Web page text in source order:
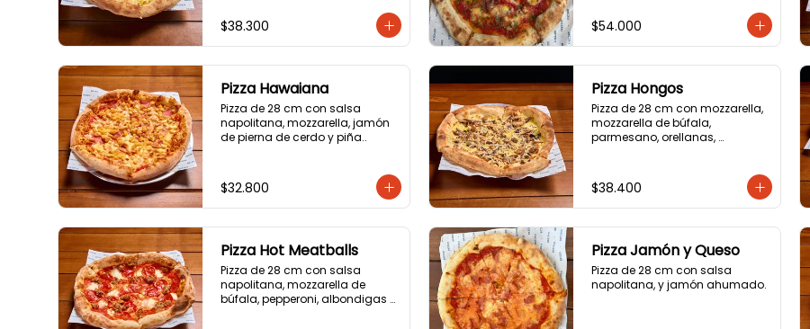
$38.300 $54.000
Pizza Hawaiana
Pizza de 28 cm con salsa
napolitana, mozzarella, jamón
de pierna de cerdo y piña..
$32.800
Pizza Hongos
Pizza de 28 cm con mozzarella,
mozzarella de búfala,
parmesano, orellanas,
$38.400
Pizza Hot Meatballs
Pizza de 28 cm con salsa
napolitana, mozzarella de
búfala, pepperoni, albondigas y
Pizza Jamón y Queso
Pizza de 28 cm con salsa
napolitana, y jamón ahumado.